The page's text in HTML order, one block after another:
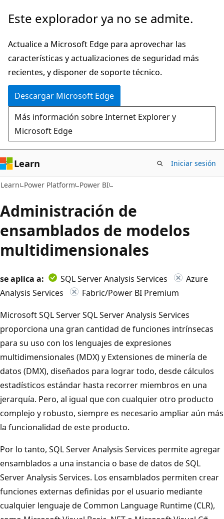
Ir
contenido
principal
Este explorador ya no se admite.
Actualice a Microsoft Edge para aprovechar las
características y actualizaciones de seguridad más
recientes, y disponer de soporte técnico.
Descargar Microsoft Edge
Más información sobre Internet Explorer y
Microsoft Edge
Learn Iniciar sesión
Learn Power Platform Power BI
Administración de
ensamblados de modelos
multidimensionales
se aplica a: SQL Server Analysis Services
Azure
Analysis Services
Fabric/Power BI Premium
Microsoft SQL Server SQL Server Analysis Services
proporciona una gran cantidad de funciones intrínsecas
para su uso con los lenguajes de expresiones
multidimensionales (MDX) y Extensiones de minería de
datos (DMX), diseñados para lograr todo, desde cálculos
estadísticos estándar hasta recorrer miembros en una
jerarquía. Pero, al igual que con cualquier otro producto
complejo y robusto, siempre es necesario ampliar aún más
la funcionalidad de este producto.
Por lo tanto, SQL Server Analysis Services permite agregar
ensamblados a una instancia o base de datos de SQL
Server Analysis Services. Los ensamblados permiten crear
funciones externas definidas por el usuario mediante
cualquier lenguaje de Common Language Runtime (CLR),